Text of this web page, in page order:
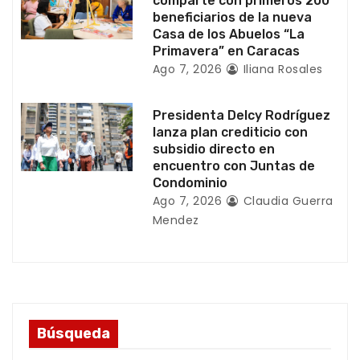
a
d
s
beneficiarios de la nueva
Casa de los Abuelos “La
Primavera” en Caracas
Ago 7, 2026 Iliana Rosales
Presidenta Delcy Rodríguez
lanza plan crediticio con
subsidio directo en
encuentro con Juntas de
Condominio
Ago 7, 2026
Claudia Guerra
Mendez
Búsqueda